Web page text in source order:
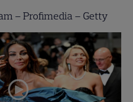
– Profimedia – Getty